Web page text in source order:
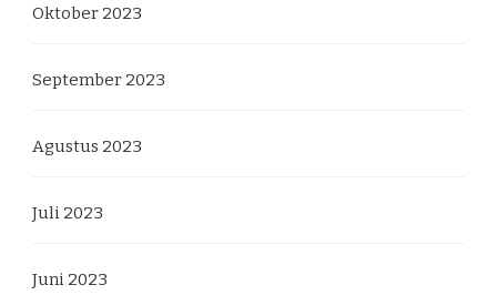
Oktober 2023
September 2023
Agustus 2023
Juli 2023
Juni 2023